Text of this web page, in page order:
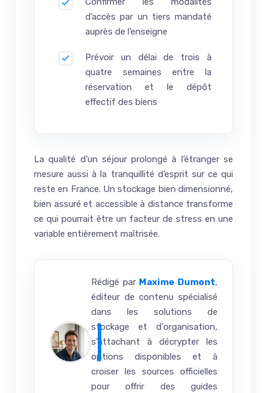
d’accès par un tiers mandaté
auprès de l’enseigne
Prévoir un délai de trois à
quatre semaines entre la
réservation et le dépôt
effectif des biens
La qualité d’un séjour prolongé à l’étranger se
mesure aussi à la tranquillité d’esprit sur ce qui
reste en France. Un stockage bien dimensionné,
bien assuré et accessible à distance transforme
ce qui pourrait être un facteur de stress en une
variable entièrement maîtrisée.
Rédigé par Maxime Dumont,
éditeur de contenu spécialisé
dans les solutions de
stockage et d'organisation,
s'attachant à décrypter les
options disponibles et à
croiser les sources officielles
pour offrir des guides